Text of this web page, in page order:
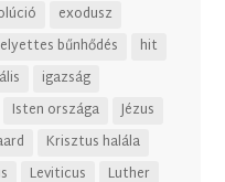
exodusz
bűnhődés
hit
igazság
Isten országa
Jézus
Krisztus halála
Leviticus Luther